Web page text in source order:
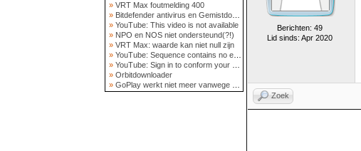
» VRT Max foutmelding 400
» Bitdefender antivirus en Gemistdowloader
» YouTube: This video is not available
» NPO en NOS niet ondersteund(?!)
» VRT Max: waarde kan niet null zijn
» YouTube: Sequence contains no elements
» YouTube: Sign in to conform your not a bot
» Orbitdownloader
» GoPlay werkt niet meer vanwege nieuwe webadres
Berichten: 49
Lid sinds: Apr 2020
Zoek